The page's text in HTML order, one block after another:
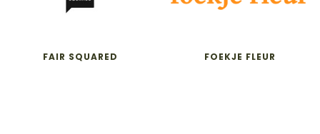
FAIR SQUARED FOEKJE FLEUR